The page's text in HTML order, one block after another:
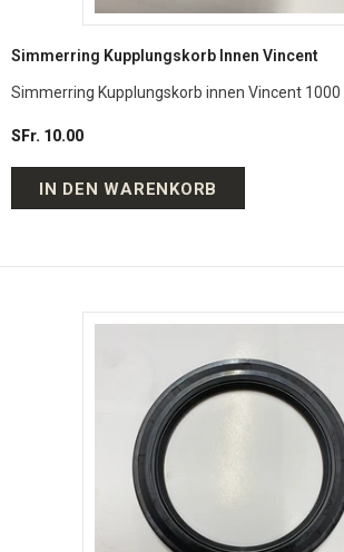
Simmerring Kupplungskorb Innen Vincent
Simmerring Kupplungskorb innen Vincent 1000
SFr. 10.00
IN DEN WARENKORB